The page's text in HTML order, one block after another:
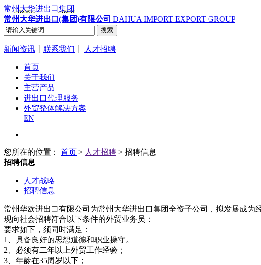
常州大华进出口集团
常州大华进出口(集团)有限公司 DAHUA IMPORT EXPORT GROUP
新闻资讯 联系我们 人才招聘
首页
关于我们
主营产品
进出口代理服务
外贸整体解决方案
EN
您所在的位置： 首页 > 人才招聘 > 招聘信息
招聘信息
人才战略
招聘信息
常州华欧进出口有限公司为常州大华进出口集团全资子公司，拟发展成
现向社会招聘符合以下条件的外贸业务员：
要求如下，须同时满足：
1、具备良好的思想道德和职业操守。
2、必须有二年以上外贸工作经验；
3、年龄在35周岁以下；